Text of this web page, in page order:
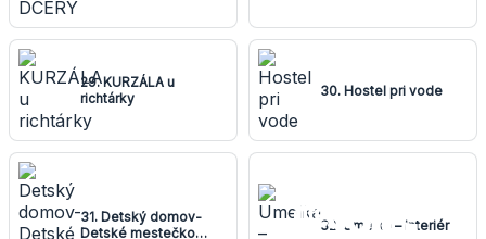
29. KURZÁLA u
richtárky
30. Hostel pri vode
31. Detský domov-
Detské mestečko
32. Umelka – interiér